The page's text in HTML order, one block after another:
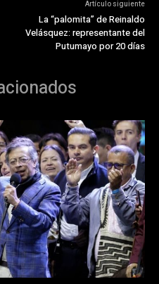
Artículo siguiente
La “palomita” de Reinaldo
Velásquez: representante del
Putumayo por 20 días